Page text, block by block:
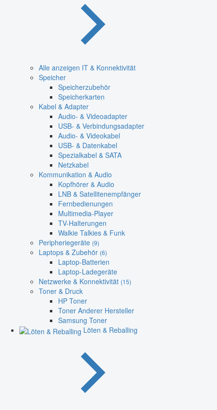
Alle anzeigen IT & Konnektivität
Speicher
Speicherzubehör
Speicherkarten
Kabel & Adapter
Audio- & Videoadapter
USB- & Verbindungsadapter
Audio- & Videokabel
USB- & Datenkabel
Spezialkabel & SATA
Netzkabel
Kommunikation & Audio
Kopfhörer & Audio
LNB & Satellitenempfänger
Fernbedienungen
Multimedia-Player
TV-Halterungen
Walkie Talkies & Funk
Peripheriegeräte (9)
Laptops & Zubehör (6)
Laptop-Batterien
Laptop-Ladegeräte
Netzwerke & Konnektivität (15)
Toner & Druck
HP Toner
Toner Anderer Hersteller
Samsung Toner
Löten & Reballing